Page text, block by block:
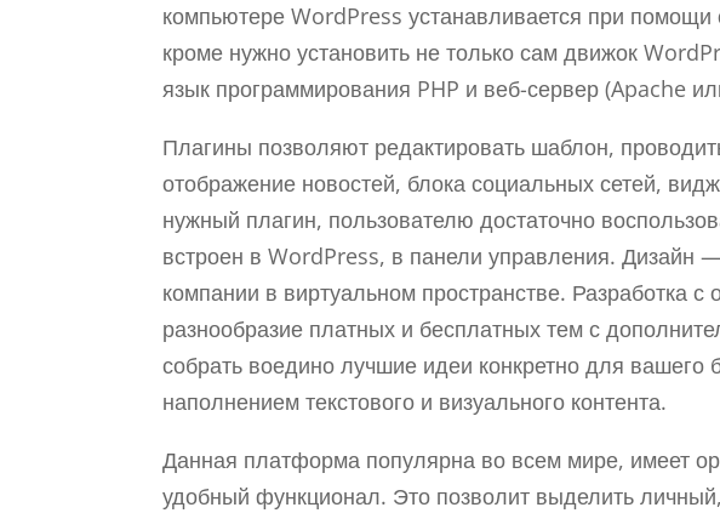
компьютере WordPress устанавливается при
кроме нужно установить не только сам движок
язык программирования PHP и веб-сервер (Apache
Плагины позволяют редактировать шаблон,
отображение новостей, блока социальных сетей,
нужный плагин, пользователю достаточно
встроен в WordPress, в панели управления. Дизайн
компании в виртуальном пространстве. Разработка
разнообразие платных и бесплатных тем с
собрать воедино лучшие идеи конкретно для вашего
наполнением текстового и визуального контента.
Данная платформа популярна во всем мире, имеет
удобный функционал. Это позволит выделить